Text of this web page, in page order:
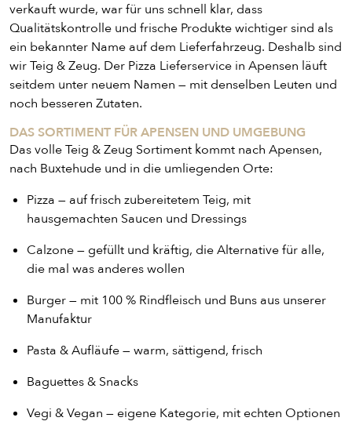
verkauft wurde, war für uns schnell klar, dass
Qualitätskontrolle und frische Produkte wichtiger sind als
ein bekannter Name auf dem Lieferfahrzeug. Deshalb sind
wir Teig & Zeug. Der Pizza Lieferservice in Apensen läuft
seitdem unter neuem Namen — mit denselben Leuten und
noch besseren Zutaten.
DAS SORTIMENT FÜR APENSEN UND UMGEBUNG
Das volle Teig & Zeug Sortiment kommt nach Apensen,
nach Buxtehude und in die umliegenden Orte:
Pizza — auf frisch zubereitetem Teig, mit
hausgemachten Saucen und Dressings
Calzone — gefüllt und kräftig, die Alternative für alle,
die mal was anderes wollen
Burger — mit 100 % Rindfleisch und Buns aus unserer
Manufaktur
Pasta & Aufläufe — warm, sättigend, frisch
Baguettes & Snacks
Vegi & Vegan — eigene Kategorie, mit echten Optionen